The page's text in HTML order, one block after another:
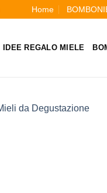
Home
IDEE REGALO MIELE